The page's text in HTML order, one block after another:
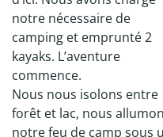
notre nécessaire de
camping et emprunté 2
kayaks. L’aventure
commence.
Nous nous isolons entre
forêt et lac, nous
notre feu de camp sous